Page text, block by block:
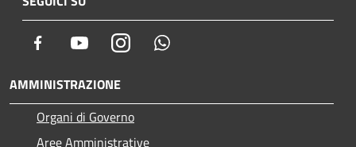
Facebook YoutubeInstagram
AMMINISTRAZIONE
Organi di Governo
Aree Amministrative